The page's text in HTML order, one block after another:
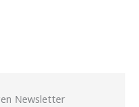
Newsletter